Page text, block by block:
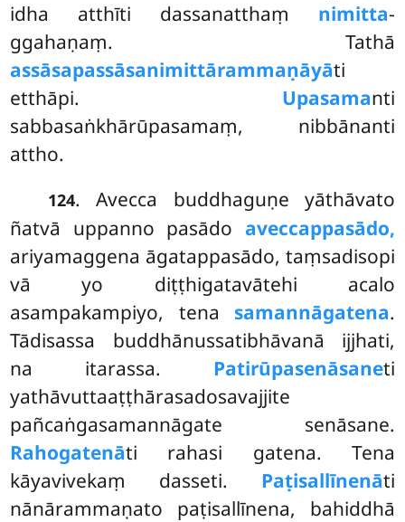
idha atthīti dassanatthaṃ nimitta-
ggahaṇaṃ. Tathā
assāsapassāsanimittārammaṇāyāti
etthāpi. Upasamanti
sabbasaṅkhārūpasamaṃ, nibbānanti
attho.
124. Avecca buddhaguṇe yāthāvato
ñatvā uppanno pasādo aveccappasādo,
ariyamaggena āgatappasādo, taṃsadisopi
vā yo diṭṭhigatavātehi acalo
asampakampiyo, tena samannāgatena.
Tādisassa buddhānussatibhāvanā ijjhati,
na itarassa. Patirūpasenāsaneti
yathāvuttaaṭṭhārasadosavajjite
pañcaṅgasamannāgate senāsane.
Rahogatenāti rahasi gatena. Tena
kāyavivekaṃ dasseti. Paṭisallīnenāti
nānārammaṇato paṭisallīnena, bahiddhā